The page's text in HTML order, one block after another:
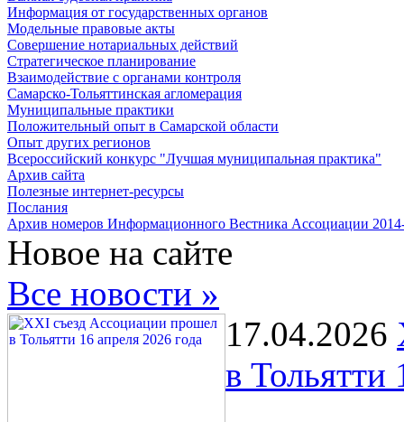
Информация от государственных органов
Модельные правовые акты
Совершение нотариальных действий
Стратегическое планирование
Взаимодействие с органами контроля
Самарско-Тольяттинская агломерация
Муниципальные практики
Положительный опыт в Самарской области
Опыт других регионов
Всероссийский конкурс "Лучшая муниципальная практика"
Архив сайта
Полезные интернет-ресурсы
Послания
Архив номеров Информационного Вестника Ассоциации
Новое на сайте
Все новости »
17.04.2026
в Тольятти